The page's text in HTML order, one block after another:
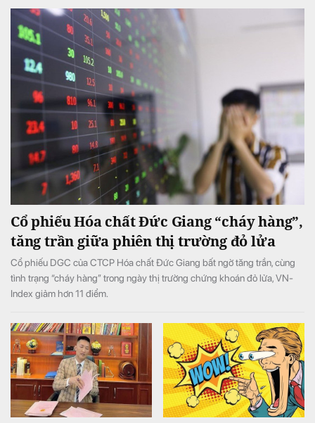
Cổ phiếu Hóa chất Đức Giang “cháy hàng”,
tăng trần giữa phiên thị trường đỏ lửa
Cổ phiếu DGC của CTCP Hóa chất Đức Giang bất ngờ tăng trần, cùng
tình trạng “cháy hàng” trong ngày thị trường chứng khoán đỏ lửa, VN-
Index giảm hơn 11 điểm.